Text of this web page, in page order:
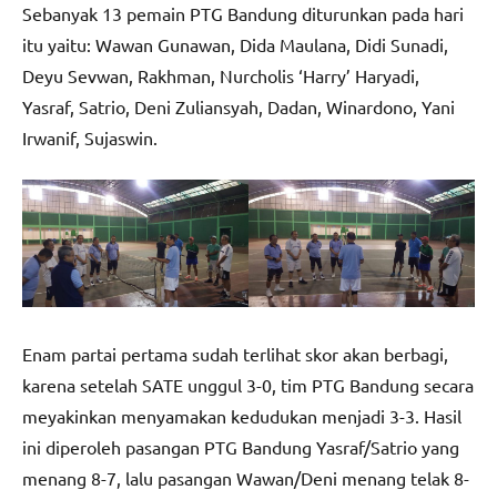
Sebanyak 13 pemain PTG Bandung diturunkan pada hari
itu yaitu: Wawan Gunawan, Dida Maulana, Didi Sunadi,
Deyu Sevwan, Rakhman, Nurcholis ‘Harry’ Haryadi,
Yasraf, Satrio, Deni Zuliansyah, Dadan, Winardono, Yani
Irwanif, Sujaswin.
Enam partai pertama sudah terlihat skor akan berbagi,
karena setelah SATE unggul 3-0, tim PTG Bandung secara
meyakinkan menyamakan kedudukan menjadi 3-3. Hasil
ini diperoleh pasangan PTG Bandung Yasraf/Satrio yang
menang 8-7, lalu pasangan Wawan/Deni menang telak 8-